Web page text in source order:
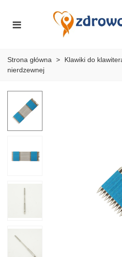
Strona główna >
Klawiki do
nierdzewnej